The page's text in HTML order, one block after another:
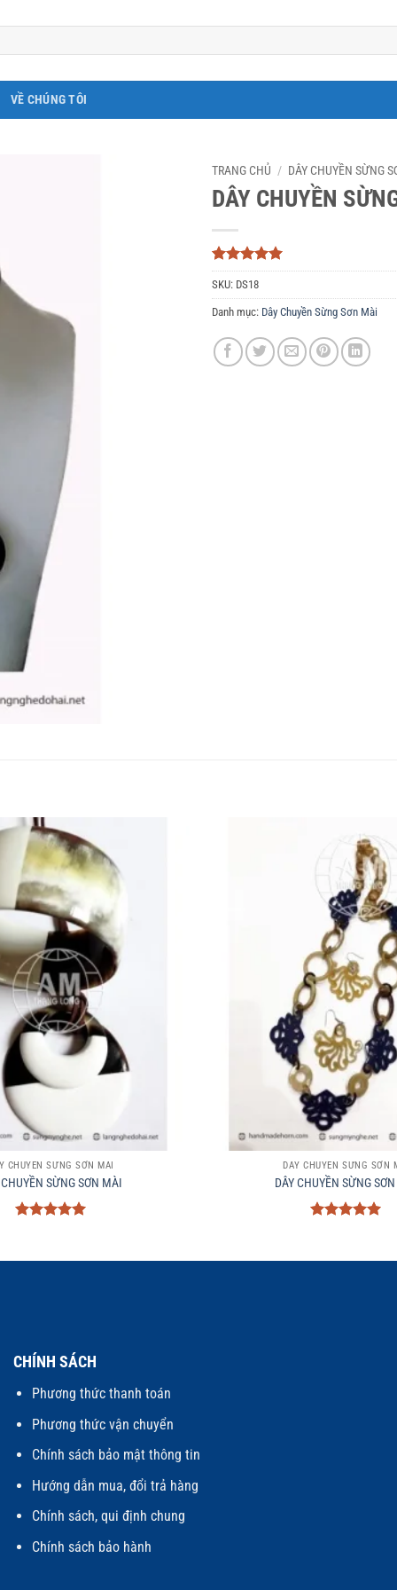
VỀ CHÚNG TÔI
TRANG CHỦ / DÂY CHUYỀN SỪNG
DÂY CHUYỀN
5trên 5
dựa trên
3
đánh giá
SKU: DS18
Danh mục: Dây Chuyền Sừng Sơn Mài
CHUYỀN SỪNG SƠN MÀI
SỪNG SƠN MÀI
sao
DÂY CHUYỀN SỪNG SƠN
DÂY CHUYỀN SỪNG
sao
CHÍNH SÁCH
Phương thức thanh toán
Phương thức vận chuyển
Chính sách bảo mật thông tin
Hướng dẫn mua, đổi trả hàng
Chính sách, qui định chung
Chính sách bảo hành